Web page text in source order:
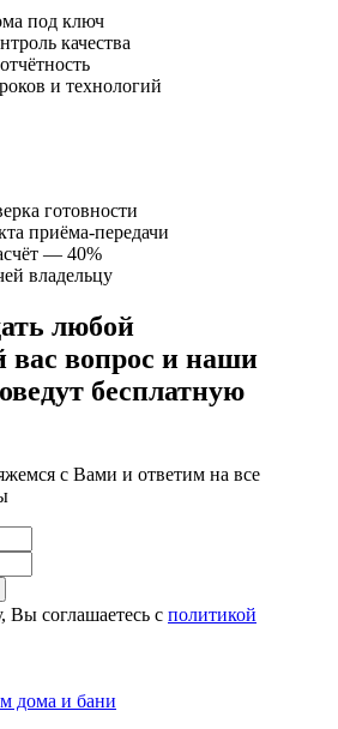
под ключ
качества
и технологий
готовности
приёма-передачи
— 40%
владельцу
любой
вас вопрос и наши
бесплатную
с Вами и ответим на все
соглашаетесь с политикой
дома и бани